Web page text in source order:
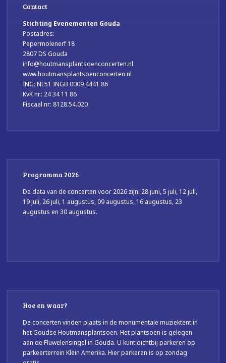
Contact
Stichting Evenementen Gouda
Postadres:
Pepermolenerf 18
2807 DS Gouda
info@houtmansplantsoenconcerten.nl
www.houtmansplantsoenconcerten.nl
ING: NL51 INGB 0009 4441 86
KvK nr.: 24 34 11 86
Fiscaal nr: 8128.54.020
Programma 2026
De data van de concerten voor 2026 zijn: 28 juni, 5 juli, 12 juli,
19 juli, 26 juli, 1 augustus, 09 augustus, 16 augustus, 23
augustus en 30 augustus.
Hoe en waar?
De concerten vinden plaats in de monumentale muziektent in
het Goudse Houtmansplantsoen. Het plantsoen is gelegen
aan de Fluwelensingel in Gouda. U kunt dichtbij parkeren op
parkeerterrein Klein Amerika. Hier parkeren is op zondag